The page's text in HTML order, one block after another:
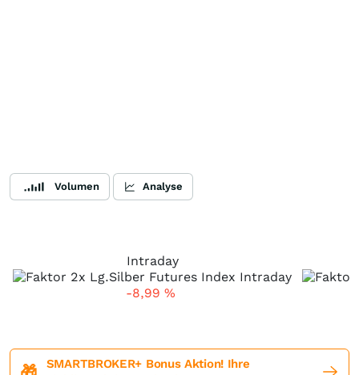
Volumen Analyse
Intraday
-8,99 %
SMARTBROKER+ Bonus Aktion! Ihre